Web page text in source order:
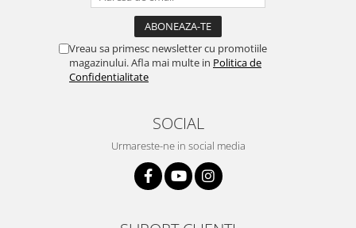
Vreau sa primesc newsletter cu promotiile
magazinului. Afla mai multe in Politica de
Confidentialitate
SOCIAL
Urmareste-ne in social media